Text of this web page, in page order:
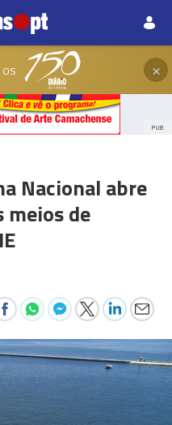
×
PUB
Nacional abre
meios de